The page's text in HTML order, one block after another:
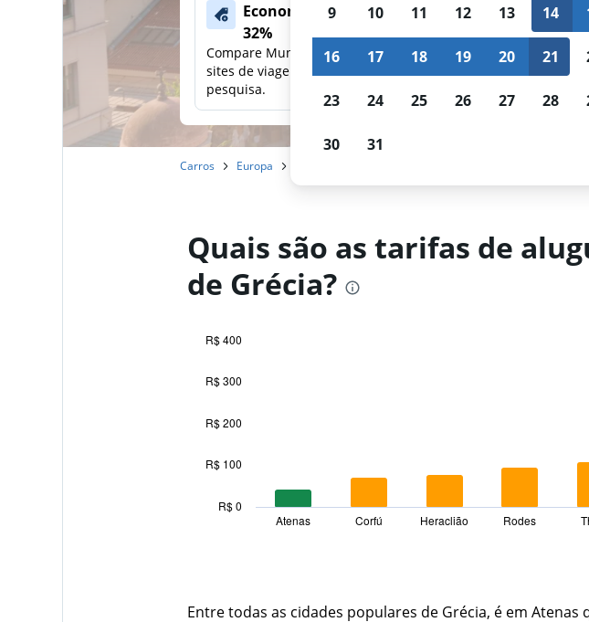
Economize mais de
32%
Compare Mundi com outros
sites de viagens em uma única
pesquisa.
preços
Esperando por uma
Receba
Carros Europa
Quais são as tarifas de
de Grécia?
chart
with
bars.
chart
13
Atenas Corfú Heraclião Rodes
R$ 0
R$ 100
R$ 200
R$ 300
R$ 400
Entre todas as cidades populares de Grécia, é em
9 10 11 12 13 14
16 17 18 19 20 21
23 24 25 26 27 28
30 31